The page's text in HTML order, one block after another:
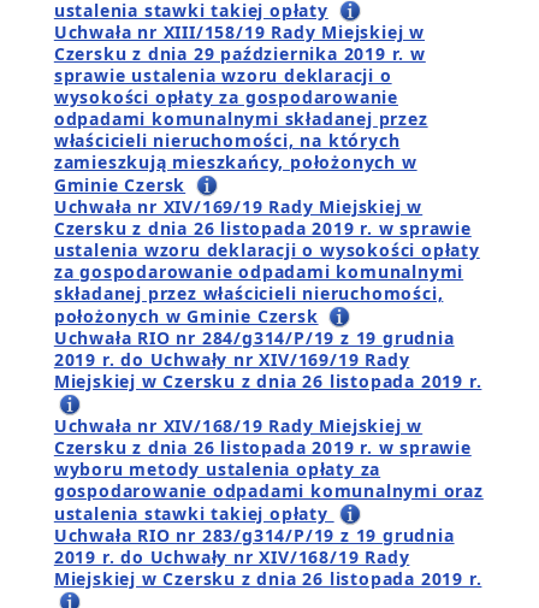
ustalenia stawki takiej opłaty
Uchwała nr XIII/158/19 Rady Miejskiej w
Czersku z dnia 29 października 2019 r. w
sprawie ustalenia wzoru deklaracji o
wysokości opłaty za gospodarowanie
odpadami komunalnymi składanej przez
właścicieli nieruchomości, na których
zamieszkują mieszkańcy, położonych w
Gminie Czersk
Uchwała nr XIV/169/19 Rady Miejskiej w
Czersku z dnia 26 listopada 2019 r. w sprawie
ustalenia wzoru deklaracji o wysokości opłaty
za gospodarowanie odpadami komunalnymi
składanej przez właścicieli nieruchomości,
położonych w Gminie Czersk
Uchwała RIO nr 284/g314/P/19 z 19 grudnia
2019 r. do Uchwały nr XIV/169/19 Rady
Miejskiej w Czersku z dnia 26 listopada 2019 r.
Uchwała nr XIV/168/19 Rady Miejskiej w
Czersku z dnia 26 listopada 2019 r. w sprawie
wyboru metody ustalenia opłaty za
gospodarowanie odpadami komunalnymi oraz
ustalenia stawki takiej opłaty
Uchwała RIO nr 283/g314/P/19 z 19 grudnia
2019 r. do Uchwały nr XIV/168/19 Rady
Miejskiej w Czersku z dnia 26 listopada 2019 r.